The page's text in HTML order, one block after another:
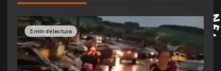
3 min de lectura